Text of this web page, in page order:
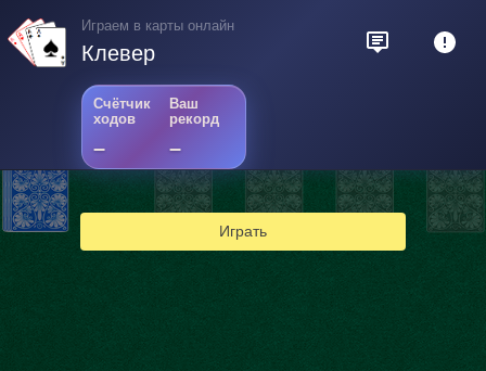
Играем в карты онлайн
Клевер
Счётчик
ходов
–
Ваш
рекорд
–
Играть
2